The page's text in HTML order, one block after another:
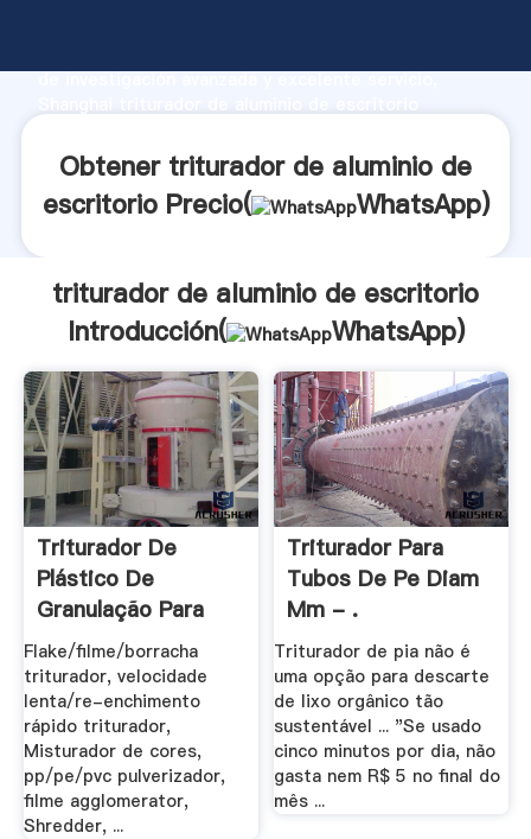
de investigación avanzada y excelente servicio,
clientes.
Obtener triturador de aluminio de
escritorio Precio(
WhatsApp)
triturador de aluminio de escritorio
Introducción(
WhatsApp)
Triturador De
Plástico De
Granulação Para
Injeção .
Flake/filme/borracha
triturador, velocidade
lenta/re-enchimento
rápido triturador,
Misturador de cores,
pp/pe/pvc pulverizador,
filme agglomerator,
Shredder, ...
Triturador Para
Tubos De Pe Diam
Mm - .
Triturador de pia não é
uma opção para descarte
de lixo orgânico tão
sustentável ... "Se usado
cinco minutos por dia, não
gasta nem R$ 5 no final do
mês ...